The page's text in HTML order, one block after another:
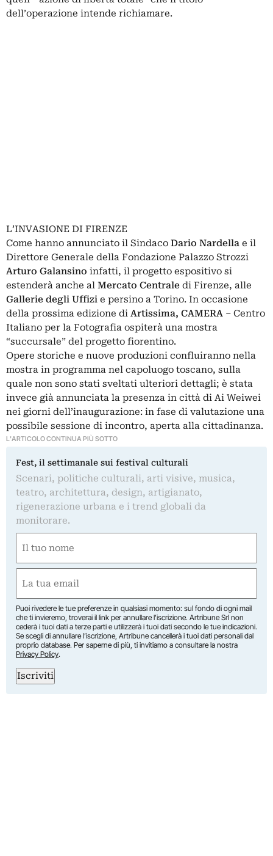
dell’operazione intende richiamare.
L’INVASIONE DI FIRENZE
Come hanno annunciato il Sindaco Dario Nardella e il
Direttore Generale della Fondazione Palazzo Strozzi
Arturo Galansino infatti, il progetto espositivo si
estenderà anche al Mercato Centrale di Firenze, alle
Gallerie degli Uffizi e persino a Torino. In occasione
della prossima edizione di Artissima, CAMERA – Centro
Italiano per la Fotografia ospiterà una mostra
“succursale” del progetto fiorentino.
Opere storiche e nuove produzioni confluiranno nella
mostra in programma nel capoluogo toscano, sulla
quale non sono stati sveltati ulteriori dettagli; è stata
invece già annunciata la presenza in città di Ai Weiwei
nei giorni dell’inaugurazione: in fase di valutazione una
possibile sessione di incontro, aperta alla cittadinanza.
L'ARTICOLO CONTINUA PIÙ SOTTO
Fest, il settimanale sui festival culturali
Scenari, politiche culturali, arti visive, musica,
teatro, architettura, design, artigianato,
rigenerazione urbana e i trend globali da
monitorare.
(Required)
First
(Required)
Puoi rivedere le tue preferenze in qualsiasi momento: sul fondo di ogni mail
che ti invieremo, troverai il link per annullare l’iscrizione. Artribune Srl non
cederà i tuoi dati a terze parti e utilizzerà i tuoi dati secondo le tue indicazioni.
Se scegli di annullare l’iscrizione, Artribune cancellerà i tuoi dati personali dal
proprio database. Per saperne di più, ti invitiamo a consultare la nostra
Privacy Policy.
Iscriviti